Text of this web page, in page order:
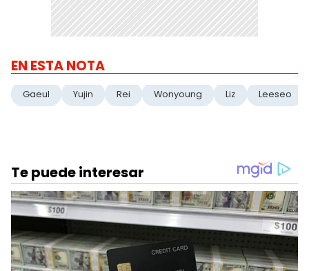
EN ESTA NOTA
Gaeul Yujin Rei Wonyoung Liz Leeseo